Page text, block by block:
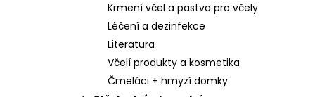
Krmení včel a pastva pro včely
Léčení a dezinfekce
Literatura
Včelí produkty a kosmetika
Čmeláci + hmyzí domky